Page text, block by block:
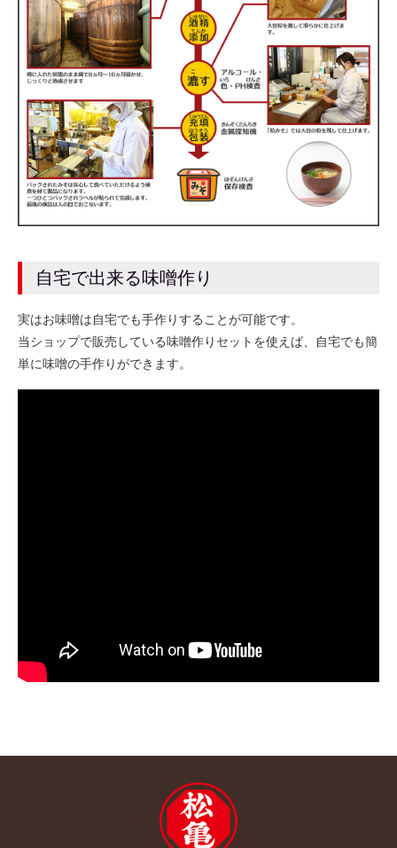
自宅で出来る味噌作り
実はお味噌は自宅でも手作りすることが可能です。
当ショップで販売している味噌作りセットを使えば、自宅でも簡
単に味噌の手作りができます。